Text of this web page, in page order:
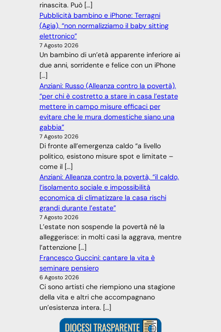
rinascita. Può […]
Pubblicità bambino e iPhone: Terragni
(Agia), “non normalizziamo il baby sitting
elettronico”
7 Agosto 2026
Un bambino di un’età apparente inferiore ai
due anni, sorridente e felice con un iPhone
[…]
Anziani: Russo (Alleanza contro la povertà),
“per chi è costretto a stare in casa l’estate
mettere in campo misure efficaci per
evitare che le mura domestiche siano una
gabbia”
7 Agosto 2026
Di fronte all’emergenza caldo “a livello
politico, esistono misure spot e limitate –
come il […]
Anziani: Alleanza contro la povertà, “il caldo,
l’isolamento sociale e impossibilità
economica di climatizzare la casa rischi
grandi durante l’estate”
7 Agosto 2026
L’estate non sospende la povertà né la
alleggerisce: in molti casi la aggrava, mentre
l’attenzione […]
Francesco Guccini: cantare la vita è
seminare pensiero
6 Agosto 2026
Ci sono artisti che riempiono una stagione
della vita e altri che accompagnano
un’esistenza intera. […]